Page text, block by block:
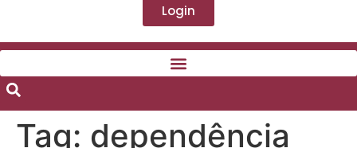
Login
Tag: dependência